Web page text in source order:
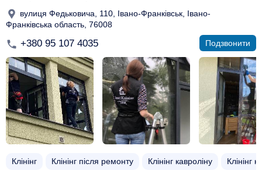
вулиця Федьковича, 110, Івано-Франківськ, Івано-
Франківська область, 76008
+380 95 107 4035 Подзвонити
Клінінг Клінінг після ремонту Клінінг кавроліну Клінінг